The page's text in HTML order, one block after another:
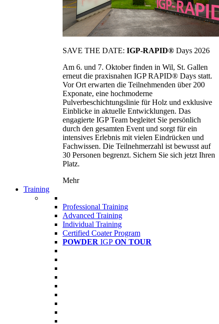
SAVE THE DATE: IGP-RAPID® Days 2026
Am 6. und 7. Oktober finden in Wil, St. Gallen
erneut die praxisnahen IGP RAPID® Days statt.
Vor Ort erwarten die Teilnehmenden über 200
Exponate, eine hochmoderne
Pulverbeschichtungslinie für Holz und exklusive
Einblicke in aktuelle Entwicklungen. Das
engagierte IGP Team begleitet Sie persönlich
durch den gesamten Event und sorgt für ein
intensives Erlebnis mit vielen Eindrücken und
Fachwissen. Die Teilnehmerzahl ist bewusst auf
30 Personen begrenzt. Sichern Sie sich jetzt Ihren
Platz.
Mehr
Training
Professional Training
Advanced Training
Individual Training
Certified Coater Program
POWDER IGP ON TOUR